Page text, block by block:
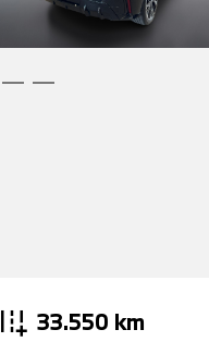
add_road33.550 km